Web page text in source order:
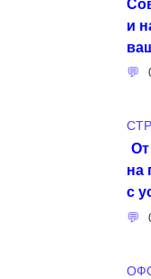
и
От
на
с